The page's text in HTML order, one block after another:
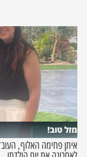
מזל טוב!
איתן פחימה האלוף,